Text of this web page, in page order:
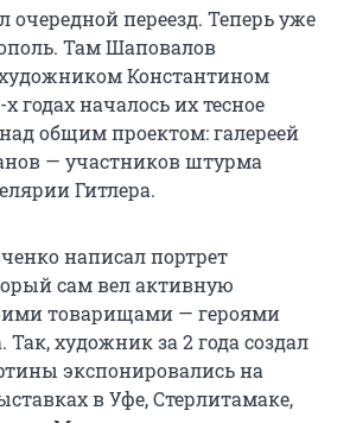
очередной переезд. Теперь уже
Там Шаповалов
Константином
годах началось их тесное
общим проектом: галереей
— участников штурма
Гитлера.
написал портрет
сам вел активную
товарищами — героями
художник за 2 года создал
экспонировались на
в Уфе, Стерлитамаке,